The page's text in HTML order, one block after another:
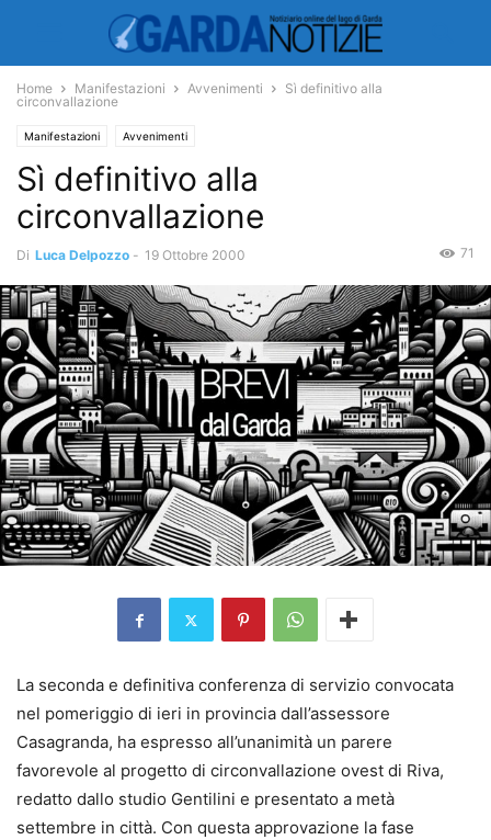
Home Manifestazioni Avvenimenti
Sì definitivo alla
circonvallazione
Manifestazioni Avvenimenti
Sì definitivo alla
circonvallazione
Di Luca Delpozzo - 19 Ottobre 2000 71
La seconda e definitiva conferenza di servizio convocata
nel pomeriggio di ieri in provincia dall’assessore
Casagranda, ha espresso all’unanimità un parere
favorevole al progetto di circonvallazione ovest di Riva,
redatto dallo studio Gentilini e presentato a metà
settembre in città. Con questa approvazione la fase